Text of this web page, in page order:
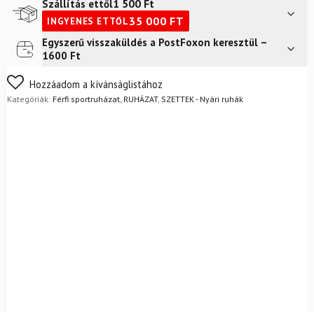
Szállítás ettől1 500 Ft
INGYENES ETTŐL35 000 FT
Futár a címre2 400
FoxPost
Egyszerű visszaküldés a PostFoxon keresztül –
1600 Ft
Nem biztos a választásában? Semmi gond – a terméket
egyszerűen visszaküldheti 14 napon belül, indoklás nélkül.
Hozzáadom a kívánságlistához
Kategóriák: Férfi sportruházat, RUHÁZAT, SZETTEK - Nyári ruhák